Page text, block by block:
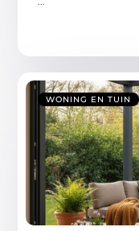
WONING EN TUIN